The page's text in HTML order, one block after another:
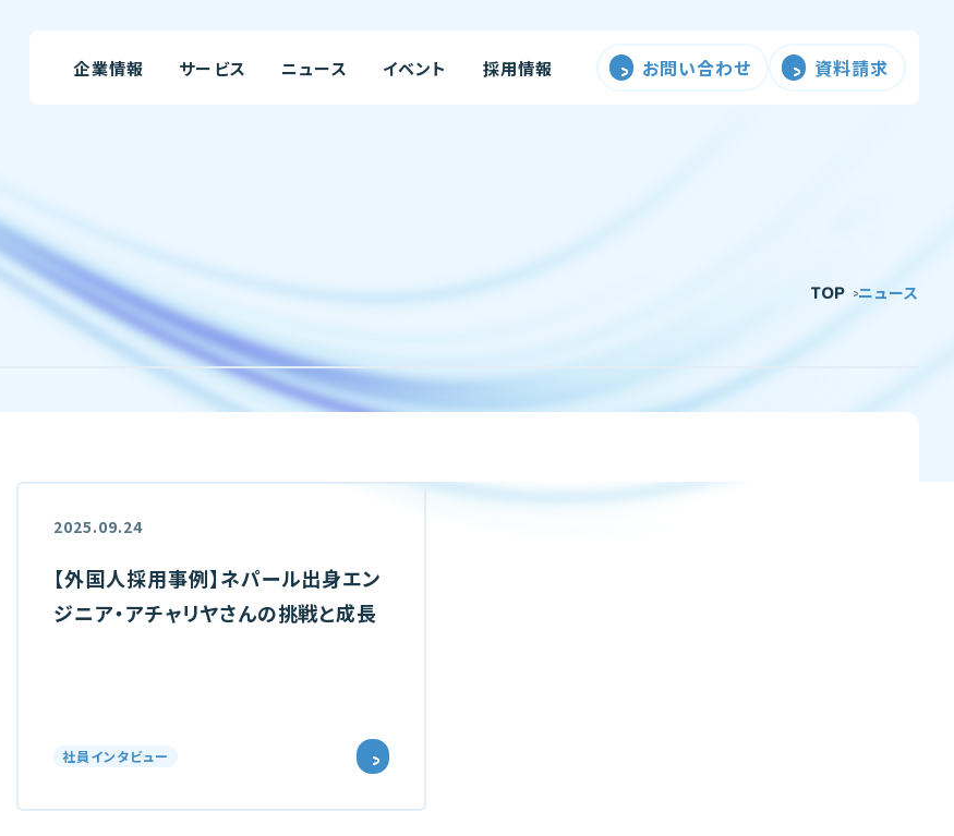
企業情報 サービス ニュース イベント 採用情報 お問い合わせ 資料請求
TOP ニュース
2025.09.24
【外国人採用事例】ネパール出身エン
ジニア・アチャリヤさんの挑戦と成長
社員インタビュー